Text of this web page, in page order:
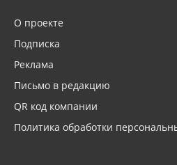
О проекте
Подписка
Реклама
Письмо в редакцию
QR код компании
Политика обработки